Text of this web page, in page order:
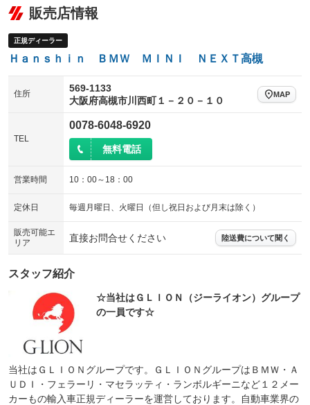
シートエアコン
サイドカメラ
：装備なし
装備略号／用語解説
販売店情報
正規ディーラー
Ｈａｎｓｈｉｎ ＢＭＷ ＭＩＮＩ ＮＥＸＴ高槻
住所
569-1133
大阪府高槻市川西町１－２０－１０
MAP
TEL
0078-6048-6920
無料電話
営業時間 10：00～18：00
定休日 毎週月曜日、火曜日（但し祝日および月末は除く）
販売可能エ
リア
直接お問合せください 陸送費について聞く
スタッフ紹介
☆当社はＧＬＩＯＮ（ジーライオン）グループ
の一員です☆
当社はＧＬＩＯＮグループです。ＧＬＩＯＮグループはＢＭＷ・Ａ
ＵＤＩ・フェラーリ・マセラッティ・ランボルギーニなど１２メー
カーもの輸入車正規ディーラーを運営しております。自動車業界の